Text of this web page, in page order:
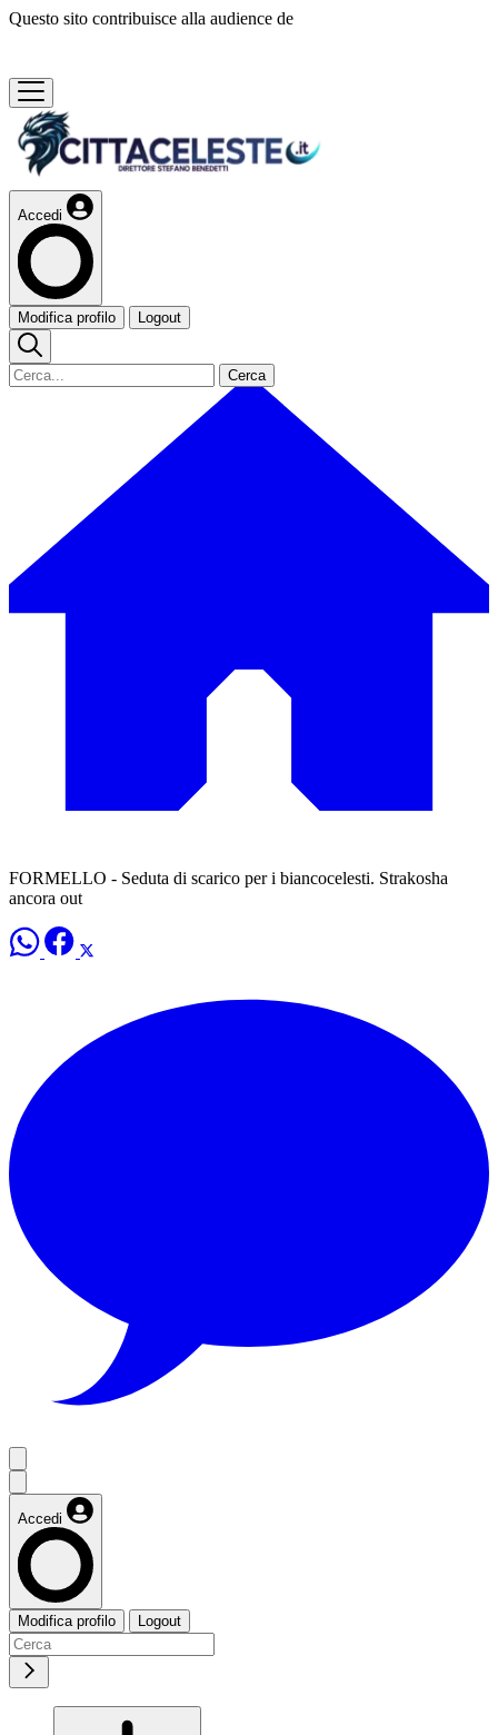
Questo sito contribuisce alla audience de
Accedi
Modifica profilo Logout
Cerca
FORMELLO - Seduta di scarico per i biancocelesti. Strakosha
ancora out
Accedi
Modifica profilo Logout